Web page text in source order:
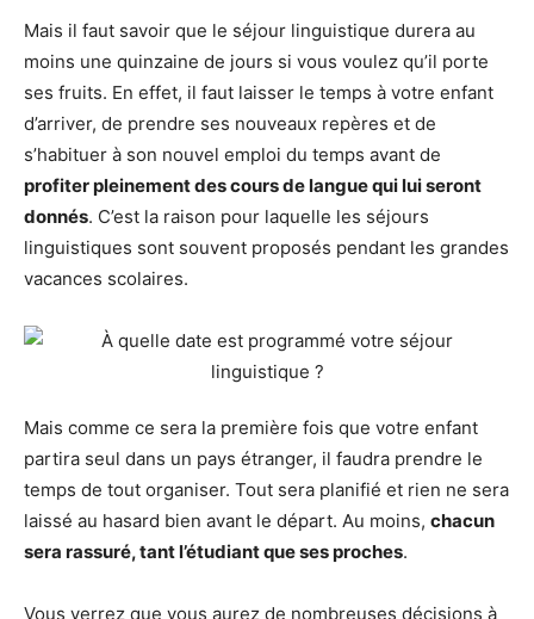
Mais il faut savoir que le séjour linguistique durera au
moins une quinzaine de jours si vous voulez qu’il porte
ses fruits. En effet, il faut laisser le temps à votre enfant
d’arriver, de prendre ses nouveaux repères et de
s’habituer à son nouvel emploi du temps avant de
profiter pleinement des cours de langue qui lui seront
donnés. C’est la raison pour laquelle les séjours
linguistiques sont souvent proposés pendant les grandes
vacances scolaires.
Mais comme ce sera la première fois que votre enfant
partira seul dans un pays étranger, il faudra prendre le
temps de tout organiser. Tout sera planifié et rien ne sera
laissé au hasard bien avant le départ. Au moins, chacun
sera rassuré, tant l’étudiant que ses proches.
Vous verrez que vous aurez de nombreuses décisions à